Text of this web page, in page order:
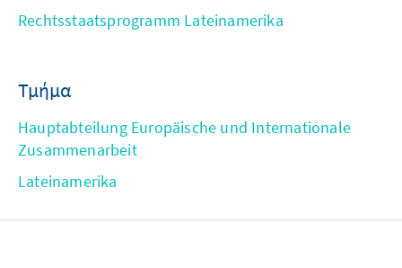
Rechtsstaatsprogramm Lateinamerika
Τμήμα
Hauptabteilung Europäische und Internationale
Zusammenarbeit
Lateinamerika